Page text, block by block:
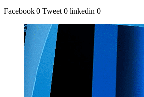
Facebook 0 Tweet 0 linkedin 0